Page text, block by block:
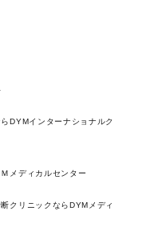
DYMインターナショナルク
メディカルセンター
クリニックならDYMメディ